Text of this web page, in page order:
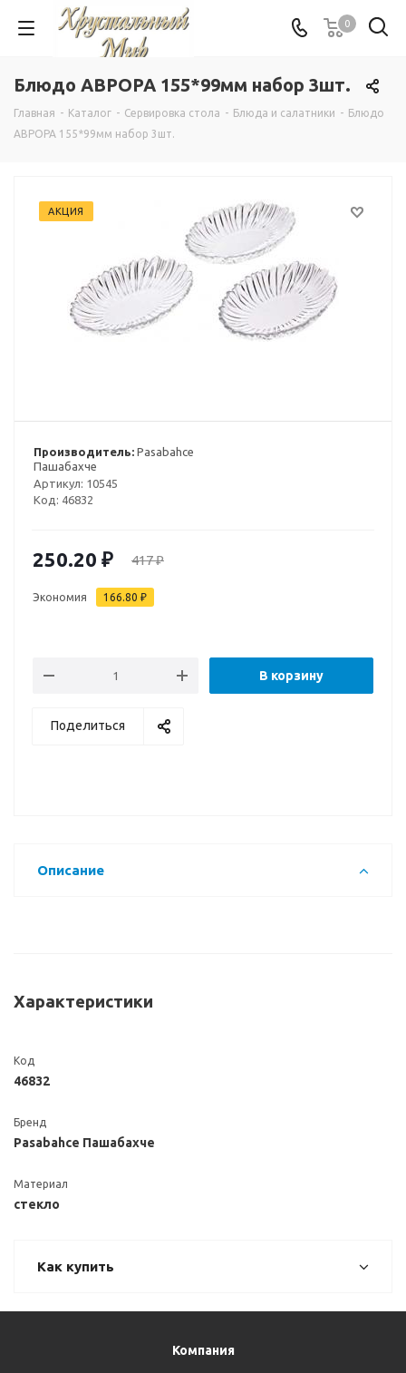
0
Блюдо АВРОРА 155*99мм набор 3шт.
Главная - Каталог - Сервировка стола - Блюда и салатники - Блюдо
АВРОРА 155*99мм набор 3шт.
АКЦИЯ
Производитель: Pasabahce
Пашабахче
Артикул: 10545
Код: 46832
250.20 ₽ 417₽
Экономия 166.80 ₽
В корзину
Поделиться
Описание
Характеристики
Код
46832
Бренд
Pasabahce Пашабахче
Материал
стекло
Как купить
Компания